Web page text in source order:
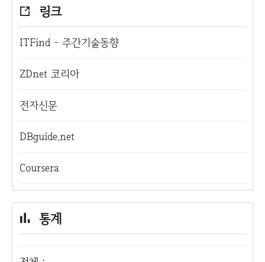
링크
ITFind - 주간기술동향
ZDnet 코리아
전자신문
DBguide.net
Coursera
통계